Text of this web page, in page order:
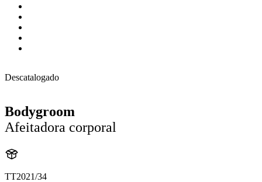
Descatalogado
Bodygroom
Afeitadora corporal
TT2021/34